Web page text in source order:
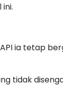
ia tetap
tidak